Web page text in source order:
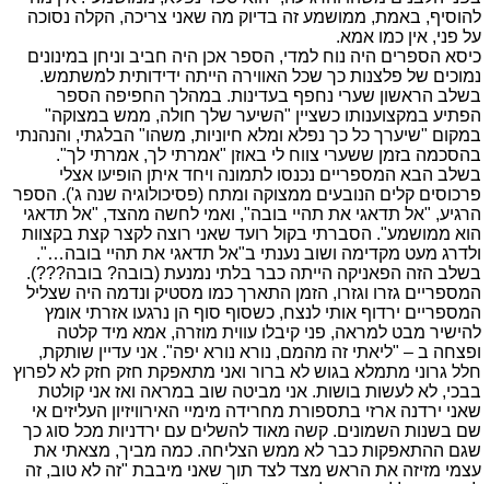
להוסיף, באמת, ממושמע זה בדיוק מה שאני צריכה, הקלה נסוכה
על פני, אין כמו אמא.
כיסא הספרים היה נוח למדי, הספר אכן היה חביב וניחן במינונים
נמוכים של פלצנות כך שכל האווירה הייתה ידידותית למשתמש.
בשלב הראשון שערי נחפף בעדינות. במהלך החפיפה הספר
הפתיע במקצוענותו כשציין "השיער שלך חולה, ממש במצוקה"
במקום "שיערך כל כך נפלא ומלא חיוניות, משהו" הבלגתי, והנהנתי
בהסכמה בזמן ששערי צווח לי באוזן "אמרתי לך, אמרתי לך".
בשלב הבא המספריים נכנסו לתמונה ויחד איתן הופיעו אצלי
פרכוסים קלים הנובעים ממצוקה ומתח (פסיכולוגיה שנה ג'). הספר
הרגיע, "אל תדאגי את תהיי בובה", ואמי לחשה מהצד, "אל תדאגי
הוא ממושמע". הסברתי בקול רועד שאני רוצה לקצר קצת בקצוות
ולדרג מעט מקדימה ושוב נענתי ב"אל תדאגי את תהיי בובה…".
בשלב הזה הפאניקה הייתה כבר בלתי נמנעת (בובה? בובה???).
המספריים גזרו וגזרו, הזמן התארך כמו מסטיק ונדמה היה שצליל
המספריים ירדוף אותי לנצח, כשסוף סוף הן נרגעו אזרתי אומץ
להישיר מבט למראה, פני קיבלו עווית מוזרה, אמא מיד קלטה
ופצחה ב – "ליאתי זה מהמם, נורא נורא יפה". אני עדיין שותקת,
חלל גרוני מתמלא בגוש לא ברור ואני מתאפקת חזק חזק לא לפרוץ
בבכי, לא לעשות בושות. אני מביטה שוב במראה ואז אני קולטת
שאני ירדנה ארזי בתספורת מחרידה מימיי האירוויזיון העליזים אי
שם בשנות השמונים. קשה מאוד להשלים עם ירדניות מכל סוג כך
שגם ההתאפקות כבר לא ממש הצליחה. כמה מביך, מצאתי את
עצמי מזיזה את הראש מצד לצד תוך שאני מיבבת "זה לא טוב, זה